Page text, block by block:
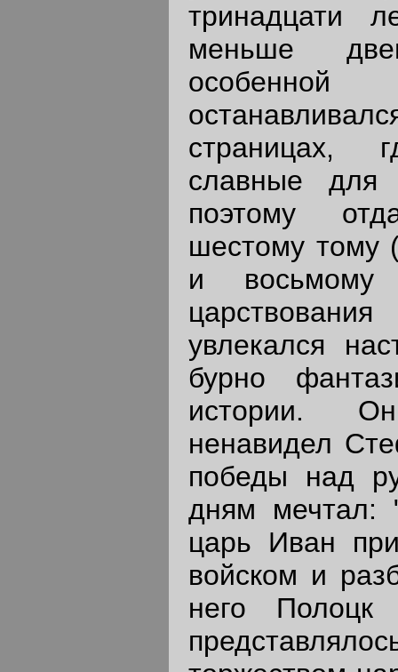
тринадцати
меньше
страницах,
славные для
поэтому
шестому тому
и восьмому
увлекался
бурно
истории.
ненавидел
победы над
дням
царь Иван
войском и
него